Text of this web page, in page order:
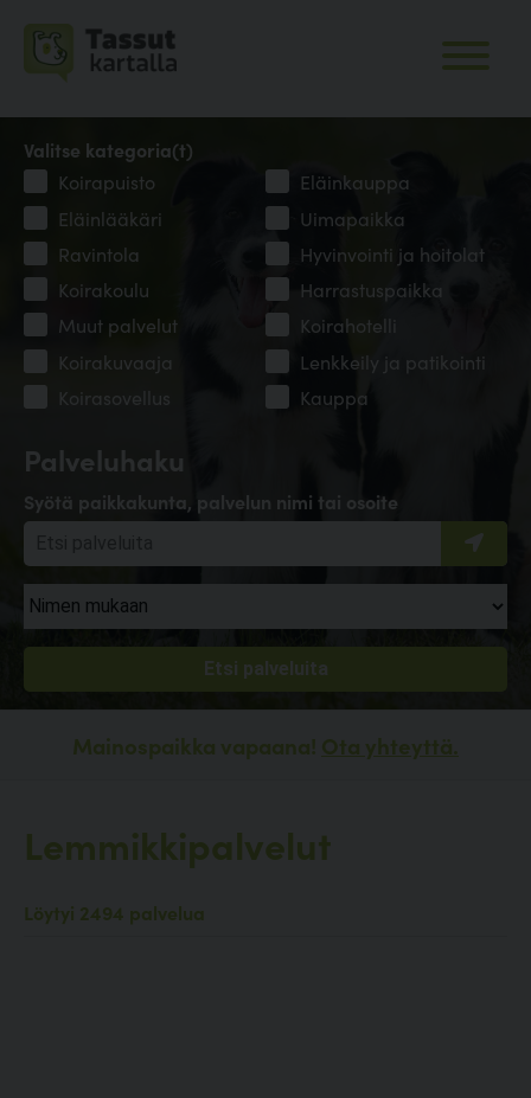
Palveluhaku
Syötä paikkakunta, palvelun nimi tai osoite
Valitse kategoria(t)
Koirapuisto
Eläinkauppa
Eläinlääkäri
Uimapaikka
Ravintola
Hyvinvointi ja hoitolat
Koirakoulu
Harrastuspaikka
Muut palvelut
Koirahotelli
Koirakuvaaja
Lenkkeily ja patikointi
Koirasovellus
Kauppa
Mainospaikka vapaana! Ota yhteyttä.
Lemmikkipalvelut
Löytyi 2494 palvelua